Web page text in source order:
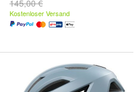
145,00 €
Kostenloser Versand